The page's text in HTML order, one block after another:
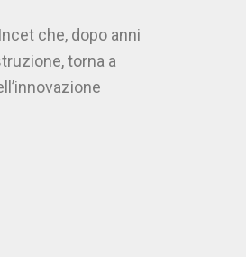
che, dopo anni
torna a